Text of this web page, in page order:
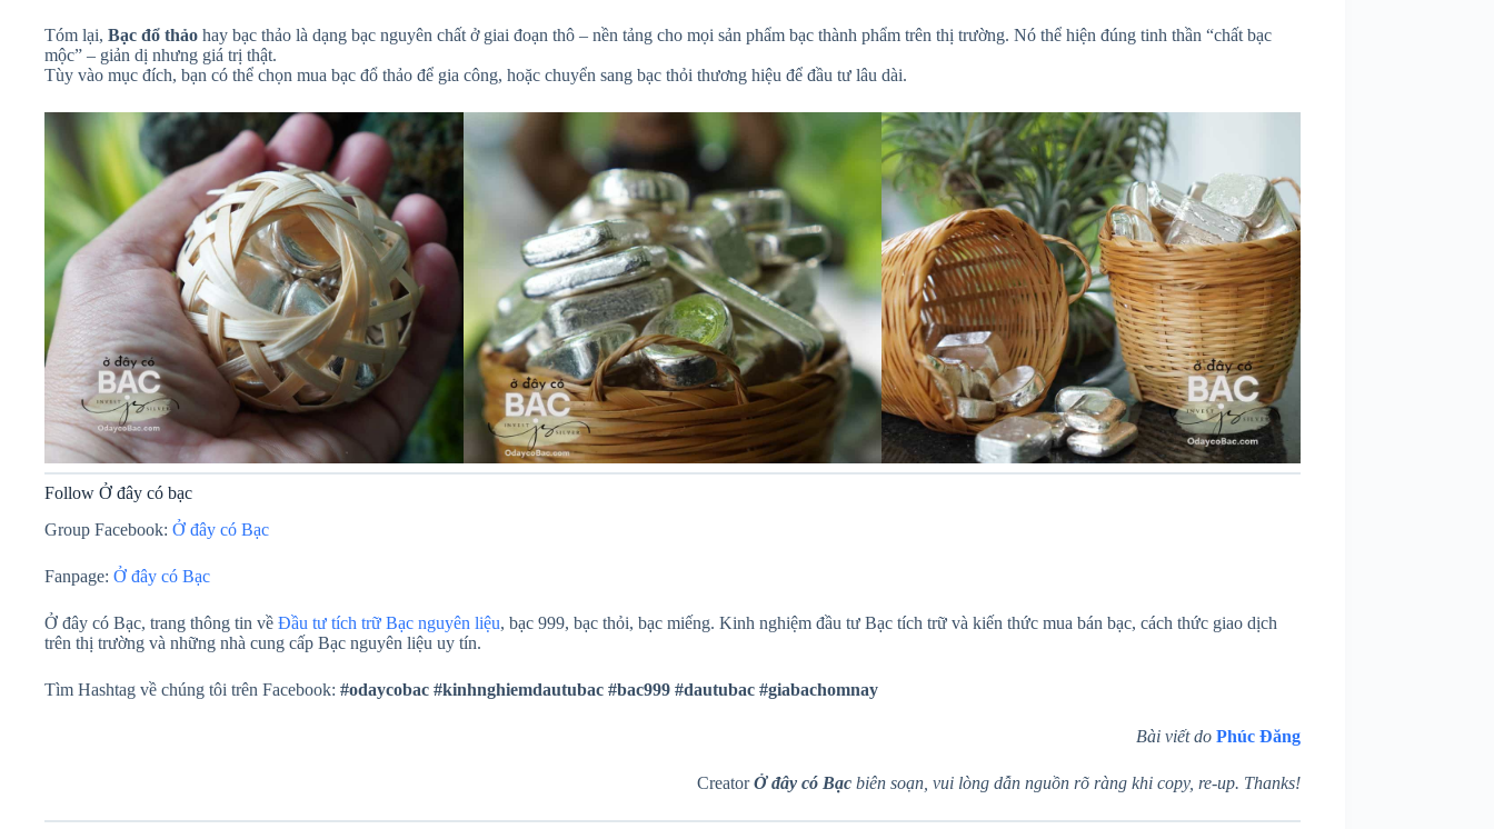
Tóm lại, Bạc đổ thảo hay bạc thảo là dạng bạc nguyên chất ở giai đoạn thô – nền tảng cho mọi sản phẩm bạc thành phẩm trên thị trường. Nó thể hiện đúng tinh thần “chất bạc
mộc” – giản dị nhưng giá trị thật.
Tùy vào mục đích, bạn có thể chọn mua bạc đổ thảo để gia công, hoặc chuyển sang bạc thỏi thương hiệu để đầu tư lâu dài.
Follow Ở đây có bạc
Group Facebook: Ở đây có Bạc
Fanpage: Ở đây có Bạc
Ở đây có Bạc, trang thông tin về Đầu tư tích trữ Bạc nguyên liệu, bạc 999, bạc thỏi, bạc miếng. Kinh nghiệm đầu tư Bạc tích trữ và kiến thức mua bán bạc, cách thức giao dịch
trên thị trường và những nhà cung cấp Bạc nguyên liệu uy tín.
Tìm Hashtag về chúng tôi trên Facebook: #odaycobac #kinhnghiemdautubac #bac999 #dautubac #giabachomnay
Bài viết do Phúc Đăng
CreatorỞ đây có Bạcbiên soạn, vui lòng dẫn nguồn rõ ràng khi copy, re-up. Thanks!